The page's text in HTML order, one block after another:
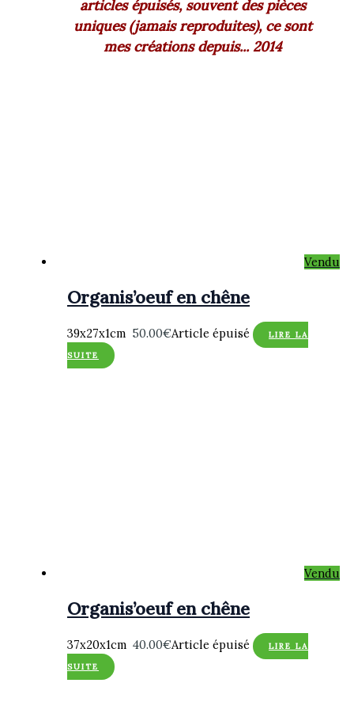
articles épuisés, souvent des pièces
uniques (jamais reproduites), ce sont
mes créations depuis... 2014
Vendu
Organis’oeuf en chêne
39x27x1cm 50.00€Article épuisé
LIRE LA
SUITE
Vendu
Organis’oeuf en chêne
37x20x1cm40.00€Article épuisé
LIRE LA
SUITE